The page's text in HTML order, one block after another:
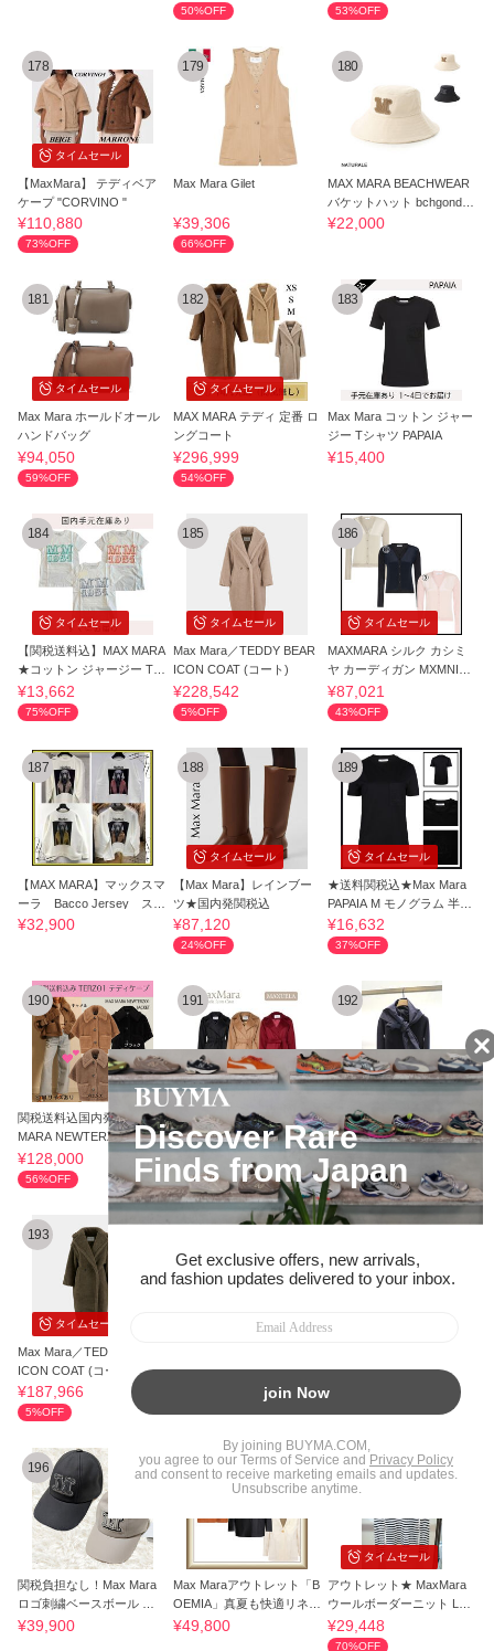
50%OFF 53%OFF
タイムセール
178
【MaxMara】 テディベア
ケープ "CORVINO "
¥110,880
73%OFF
179
Max Mara Gilet
¥39,306
66%OFF
180
MAX MARA BEACHWEAR
バケットハット bchgondol
a
¥22,000
タイムセール
181
Max Mara ホールドオール
ハンドバッグ
¥94,050
59%OFF
タイムセール
182
MAX MARA テディ 定番 ロ
ングコート
¥296,999
54%OFF
183
Max Mara コットン ジャー
ジー Tシャツ PAPAIA
¥15,400
タイムセール
184
【関税送料込】MAX MARA
★コットン ジャージー Tシ
ャツ MINCIO
¥13,662
75%OFF
タイムセール
185
Max Mara／TEDDY BEAR
ICON COAT (コート)
¥228,542
5%OFF
タイムセール
186
MAXMARA シルク カシミ
ヤ カーディガン MXMNINF
EE
¥87,021
43%OFF
187
【MAX MARA】マックスマ
ーラ Bacco Jersey スウ
ェットシャツ
¥32,900
タイムセール
188
【Max Mara】レインブー
ツ★国内発関税込
¥87,120
24%OFF
タイムセール
189
★送料関税込★Max Mara
PAPAIA M モノグラム 半袖
Tシャツ
¥16,632
37%OFF
190
関税送料込国内発送★MAX
MARA NEWTERZO1 JACK
ET
¥128,000
56%OFF
タイムセール
191
MaxMara◆マニュエラ ピ
ュア キャメル アイコン コ
ート
¥306,480
36%OFF
タイムセール
192
MXMPORTICI★ MaxMara
ウールリボンディテールニ
ット 2026SS
¥67,167
56%OFF
タイムセール
193
Max Mara／TEDDY BEAR
ICON COAT (コート)
¥187,966
5%OFF
Skirt★大人気★
アイウェア ユニセックス
安全発送
¥19,701
14%OFF
196
関税負担なし！Max Mara
ロゴ刺繍ベースボール キ
ャップ
¥39,900
197
Max Maraアウトレット「B
OEMIA」真夏も快適リネン
ジャケット
¥49,800
タイムセール
198
アウトレット★ MaxMara
ウールボーダーニット LAR
I¥29,448
70%OFF